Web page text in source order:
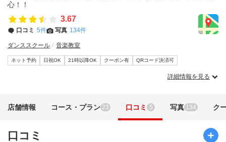
心！！
3.67
口コミ 5件 写真 134件
ダンススクール 音楽教室
ネット予約 日祝OK 21時以降OK クーポン有 QRコード決済可
詳細情報を見る
店舗情報 コース・プラン 23 口コミ 5 写真 134 ク
口コミ